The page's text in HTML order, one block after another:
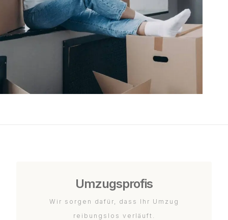
Umzugsprofis
Wir sorgen dafür, dass Ihr Umzug
reibungslos verläuft.